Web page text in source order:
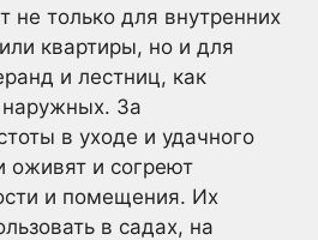
не только для внутренних
квартиры, но и для
и лестниц, как
наружных. За
в уходе и удачного
оживят и согреют
и помещения. Их
в садах, на